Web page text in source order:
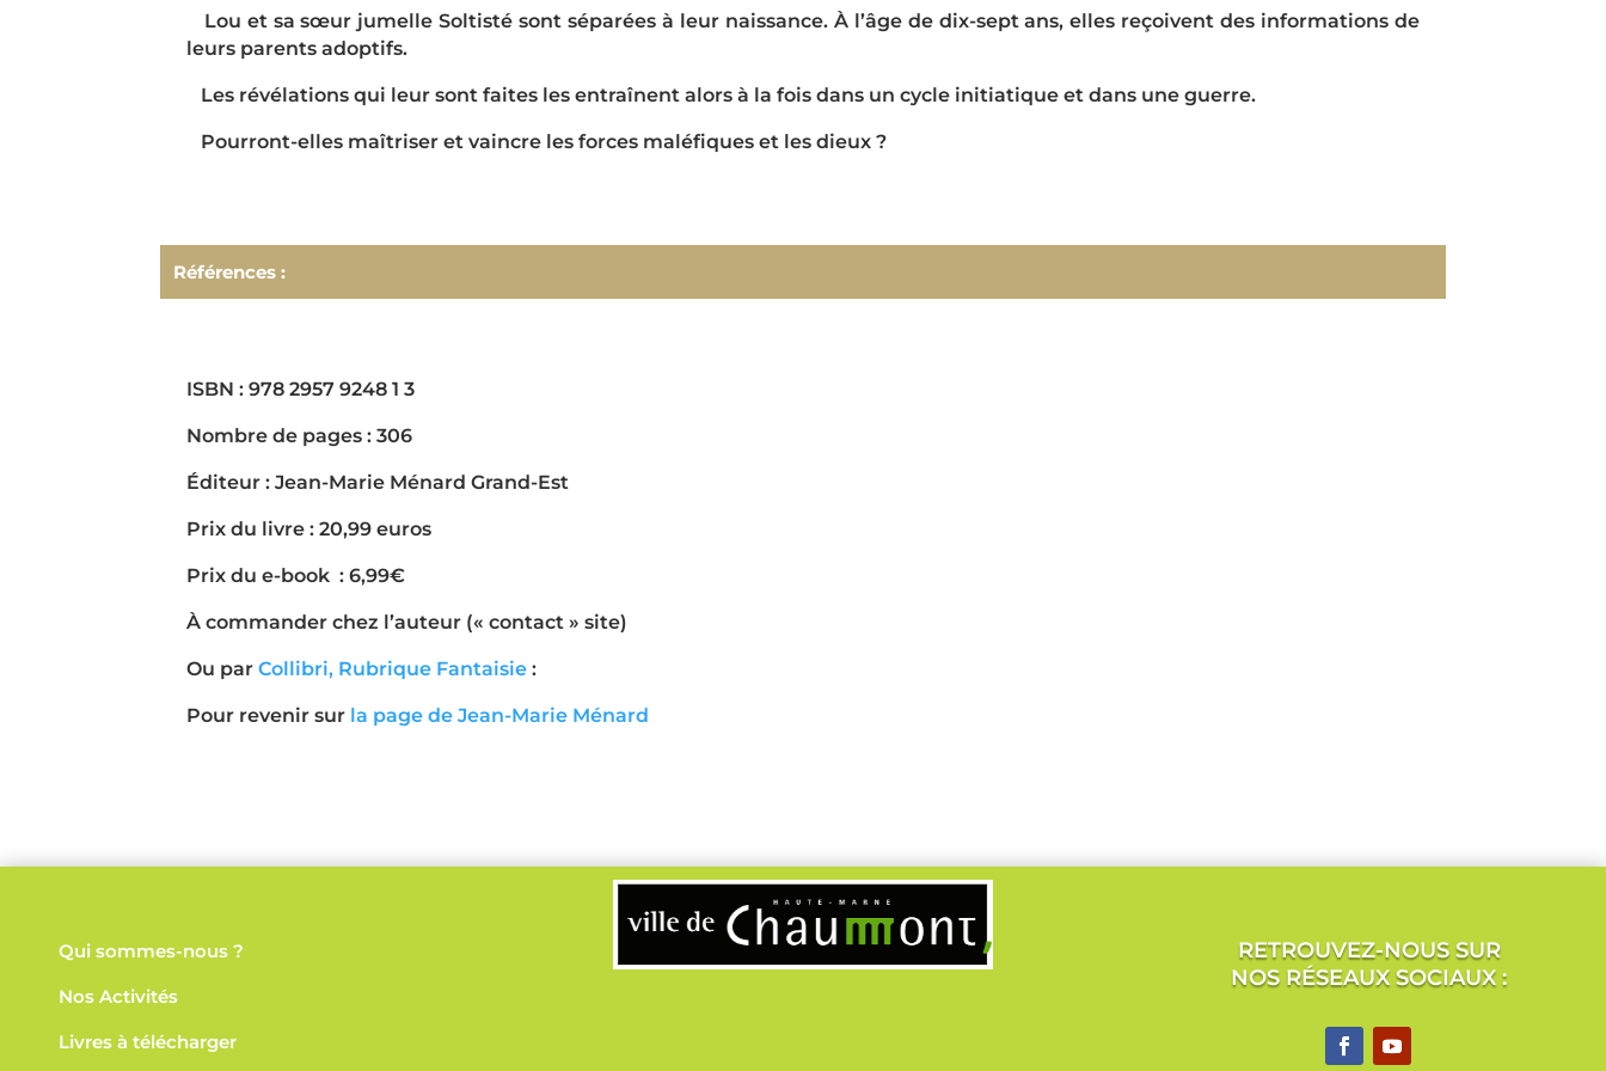
Lou et sa sœur jumelle Soltisté sont séparées à leur naissance. À l’âge de dix-sept ans, elles reçoivent des informations de
leurs parents adoptifs.
Les révélations qui leur sont faites les entraînent alors à la fois dans un cycle initiatique et dans une guerre.
Pourront-elles maîtriser et vaincre les forces maléfiques et les dieux ?
Références :
ISBN : 978 2957 9248 1 3
Nombre de pages : 306
Éditeur : Jean-Marie Ménard Grand-Est
Prix du livre : 20,99 euros
Prix du e-book : 6,99€
À commander chez l’auteur (« contact » site)
Ou par Collibri, Rubrique Fantaisie:
Pour revenir surla page de Jean-Marie Ménard
Qui sommes-nous ?
NosActivités
Livres à télécharger
RETROUVEZ-NOUS SUR
NOS RÉSEAUX SOCIAUX :